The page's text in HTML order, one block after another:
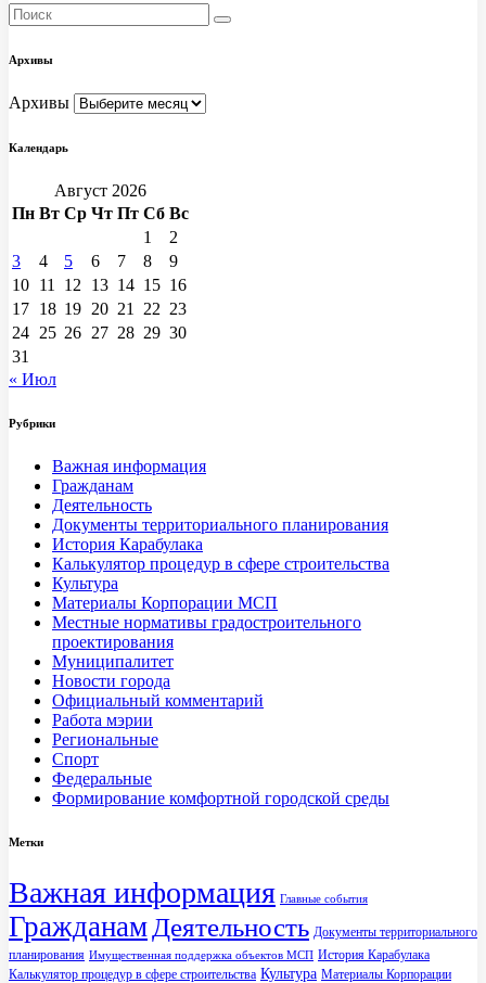
Архивы
Архивы
Календарь
Август 2026
Пн Вт Ср Чт Пт Сб Вс
1
2
3
4 5 6 7 8
9
10 11 12 13 14 15 16
17 18 19 20 21 22 23
24 25 26 27 28 29 30
31
« Июл
Рубрики
Важная информация
Гражданам
Деятельность
Документы территориального планирования
История Карабулака
Калькулятор процедур в сфере строительства
Культура
Материалы Корпорации МСП
Местные нормативы градостроительного
проектирования
Муниципалитет
Новости города
Официальный комментарий
Работа мэрии
Региональные
Спорт
Федеральные
Формирование комфортной городской среды
Метки
Важная информация Главные события
Гражданам Деятельность Документы территориального
планирования Имущественная поддержка объектов МСП История Карабулака
Калькулятор процедур в сфере строительства Культура Материалы Корпорации